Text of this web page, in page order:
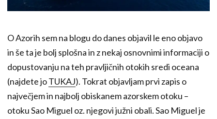
O Azorih sem na blogu do danes objavil le eno objavo
in še ta je bolj splošna in z nekaj osnovnimi informaciji o
dopustovanju na teh pravljičnih otokih sredi oceana
(najdete joTUKAJ). Tokrat objavljam prvi zapis o
največjem in najbolj obiskanem azorskem otoku –
otoku Sao Miguel oz. njegovi južni obali. Sao Miguel je